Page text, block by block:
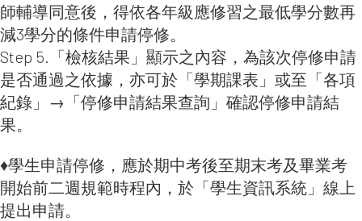
師輔導同意後，得依各年級應修習之最低學分數再
減3學分的條件申請停修。
Step 5.「檢核結果」顯示之內容，為該次停修申請
是否通過之依據，亦可於「學期課表」或至「各項
紀錄」→「停修申請結果查詢」確認停修申請結
果。
♦學生申請停修，應於期中考後至期末考及畢業考
開始前二週規範時程內，於「學生資訊系統」線上
提出申請。